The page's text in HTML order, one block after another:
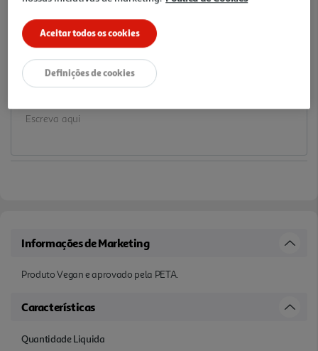
6,15 €
Notas de preparação
Informações de Marketing
Produto Vegan e aprovado pela PETA.
Características
Quantidade Liquida
Aceitar todos os cookies
Definições de cookies